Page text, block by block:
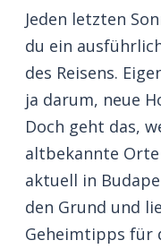
Jeden letzten
du ein
des Reisens.
ja darum, neue
Doch geht das,
altbekannte
aktuell in
den Grund und
Geheimtipps für